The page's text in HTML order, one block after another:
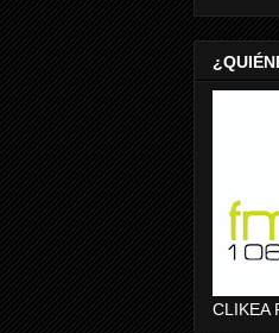
CLIKEA